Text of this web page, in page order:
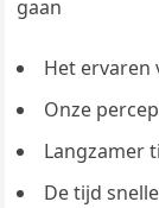
gaan
Het ervaren
Onze
Langzamer
De tijd